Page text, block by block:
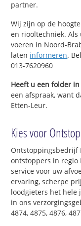
partner.
Wij zijn op de
en riooltechniek.
voeren in Noord-
laten informeren.
013-7620960
Heeft u een folder
een afspraak, want
Etten-Leur.
Kies voor
Ontstoppingsbedrijf
ontstoppers in regio
service voor uw
ervaring, scherpe
loodgieters het hele
in ons
4874, 4875, 4876,